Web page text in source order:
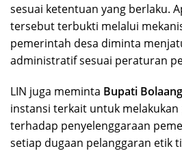
sesuai ketentuan yang berlaku.
tersebut terbukti melalui
pemerintah desa diminta
administratif sesuai peraturan
LIN juga meminta Bupati
instansi terkait untuk melakukan
terhadap penyelenggaraan
setiap dugaan pelanggaran etik